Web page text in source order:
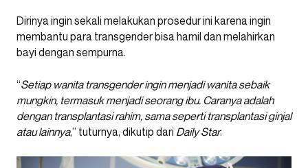
Dirinya ingin sekali melakukan prosedur ini karena ingin
membantu para transgender bisa hamil dan melahirkan
bayi dengan sempurna.
“Setiap wanita transgender ingin menjadi wanita sebaik
mungkin, termasuk menjadi seorang ibu. Caranya adalah
dengan transplantasi rahim, sama seperti transplantasi ginjal
atau lainnya,” tuturnya, dikutip dari Daily Star.